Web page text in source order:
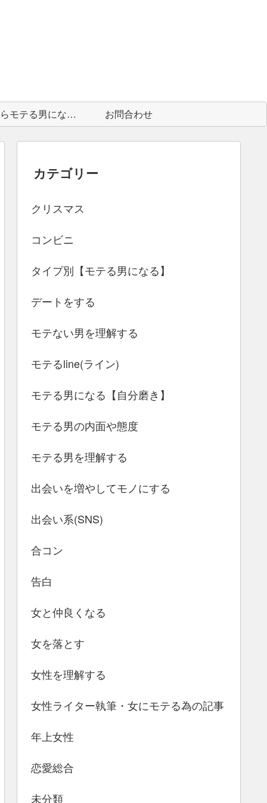
中身からモテる男になる為に お問合わせ
カテゴリー
クリスマス
コンビニ
タイプ別【モテる男になる】
デートをする
モテない男を理解する
モテるline(ライン)
モテる男になる【自分磨き】
モテる男の内面や態度
モテる男を理解する
出会いを増やしてモノにする
出会い系(SNS)
合コン
告白
女と仲良くなる
女を落とす
女性を理解する
女性ライター執筆・女にモテる為の記事
年上女性
恋愛総合
未分類